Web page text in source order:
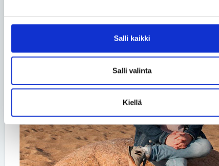
Salli kaikki
Salli valinta
Kiellä